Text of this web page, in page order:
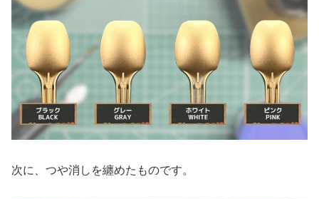
次に、つや消しを纏めたものです。